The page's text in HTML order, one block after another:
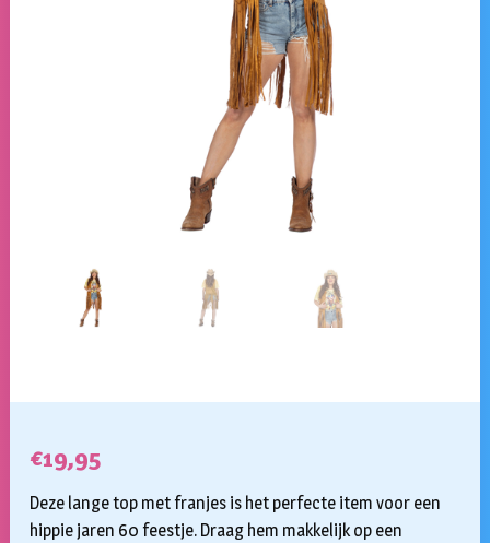
€19,95
Deze lange top met franjes is het perfecte item voor een
hippie jaren 60 feestje. Draag hem makkelijk op een